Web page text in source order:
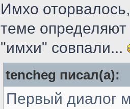
Имхо
теме
"имхи" совпали...
tencheg писал(а):
Первый диалог